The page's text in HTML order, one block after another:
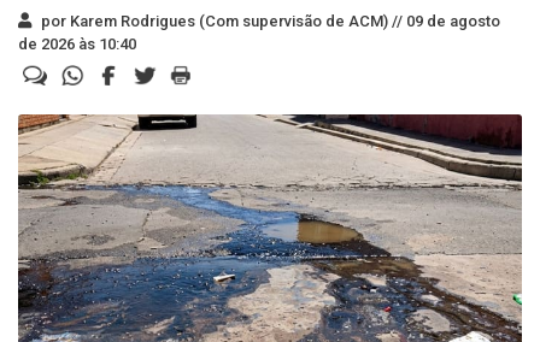
por Karem Rodrigues (Com supervisão de ACM) // 09 de agosto
de 2026 às 10:40